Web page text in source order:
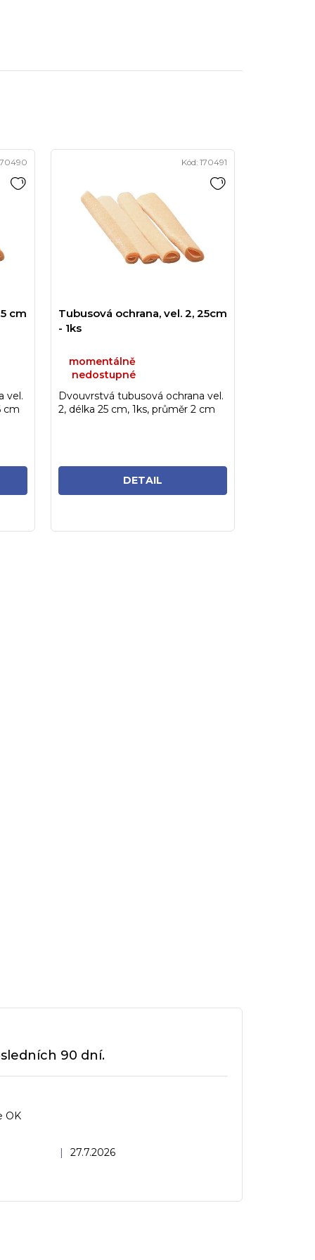
cm
vel.
cm
Tubusová ochrana, vel. 2, 25cm
- 1ks
momentálně
nedostupné
DETAIL
Dvouvrstvá tubusová ochrana vel.
2, délka 25 cm, 1ks, průměr 2 cm
Kód: 170491
90 dní.
obchodu je 5 z 5 hvězdiček.
| 27.7.2026
OK